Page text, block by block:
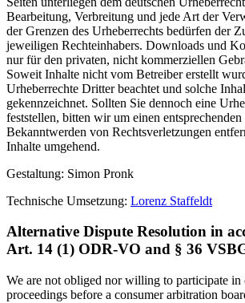
Bearbeitung, Verbreitung und jede Art der
der Grenzen des Urheberrechts bedürfen der
jeweiligen Rechteinhabers. Downloads und
nur für den privaten, nicht kommerziellen
Soweit Inhalte nicht vom Betreiber erstellt
Urheberrechte Dritter beachtet und solche
gekennzeichnet. Sollten Sie dennoch eine
feststellen, bitten wir um einen
Bekanntwerden von Rechtsverletzungen
Inhalte umgehend.
Gestaltung: Simon Pronk
Technische Umsetzung: Lorenz Staffeldt
Alternative Dispute Resolution in
Art. 14 (1) ODR-VO and § 36
We are not obliged nor willing to participate in
proceedings before a consumer arbitration